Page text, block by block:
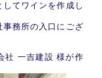
てワインを作成し
事務所の入口にござ
社 一吉建設 様が作